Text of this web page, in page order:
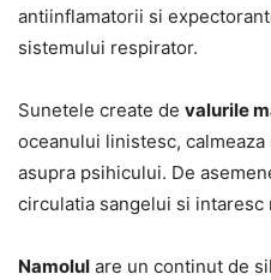
antiinflamatorii si
sistemului respirator.
Sunetele create de valurile
oceanului linistesc,
asupra psihicului. De
circulatia sangelui si intaresc
Namolul are un continut de